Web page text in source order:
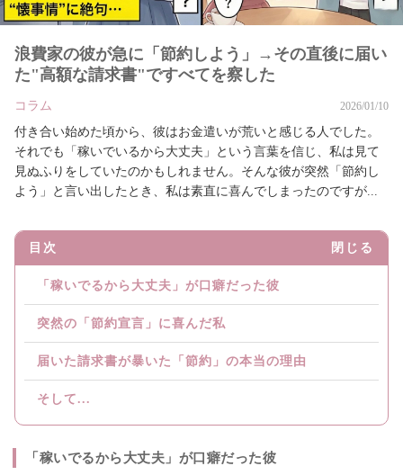
浪費家の彼が急に「節約しよう」→その直後に届い
た"高額な請求書"ですべてを察した
コラム 2026/01/10
付き合い始めた頃から、彼はお金遣いが荒いと感じる人でした。
それでも「稼いでいるから大丈夫」という言葉を信じ、私は見て
見ぬふりをしていたのかもしれません。そんな彼が突然「節約し
よう」と言い出したとき、私は素直に喜んでしまったのですが...
目次 閉じる
「稼いでるから大丈夫」が口癖だった彼
突然の「節約宣言」に喜んだ私
届いた請求書が暴いた「節約」の本当の理由
そして...
「稼いでるから大丈夫」が口癖だった彼